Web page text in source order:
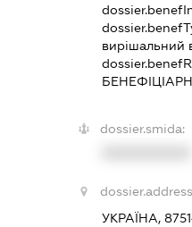
вирішальний
dossier.smida:
УКРАЇНА,